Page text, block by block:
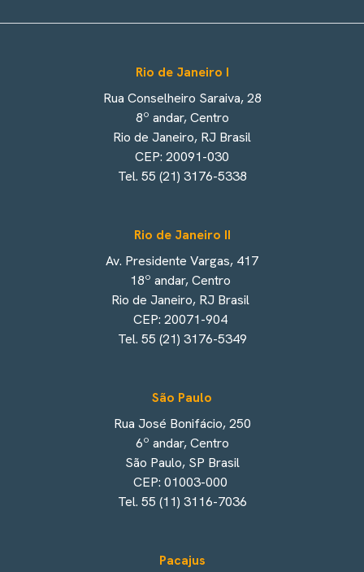
Rio de Janeiro I
Rua Conselheiro Saraiva, 28
8º andar, Centro
Rio de Janeiro, RJ Brasil
CEP: 20091-030
Tel. 55 (21) 3176-5338
Rio de Janeiro II
Av. Presidente Vargas, 417
18º andar, Centro
Rio de Janeiro, RJ Brasil
CEP: 20071-904
Tel. 55 (21) 3176-5349
São Paulo
Rua José Bonifácio, 250
6º andar, Centro
São Paulo, SP Brasil
CEP: 01003-000
Tel. 55 (11) 3116-7036
Pacajus